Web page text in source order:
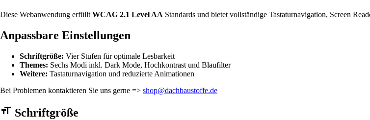
Diese Webanwendung erfüllt WCAG 2.1 Level AA Standards und bietet vollständige Tastaturnavigation, Screen
Anpassbare Einstellungen
Schriftgröße: Vier Stufen für optimale Lesbarkeit
Themes: Sechs Modi inkl. Dark Mode, Hochkontrast und Blaufilter
Weitere: Tastaturnavigation und reduzierte Animationen
Bei Problemen kontaktieren Sie uns gerne => shop@dachbaustoffe.de
Barrierefreiheit Einstellungen Formular
Schriftgröße